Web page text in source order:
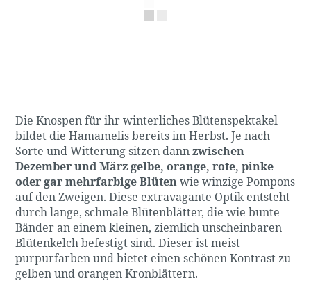
Die Knospen für ihr winterliches Blütenspektakel
bildet die Hamamelis bereits im Herbst. Je nach
Sorte und Witterung sitzen dannzwischen
Dezember und März gelbe, orange, rote, pinke
oder gar mehrfarbige Blütenwie winzige Pompons
auf den Zweigen. Diese extravagante Optik entsteht
durch lange, schmale Blütenblätter, die wie bunte
Bänder an einem kleinen, ziemlich unscheinbaren
Blütenkelch befestigt sind. Dieser ist meist
purpurfarben und bietet einen schönen Kontrast zu
gelben und orangen Kronblättern.